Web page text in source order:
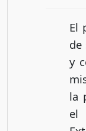
El
de
y
la